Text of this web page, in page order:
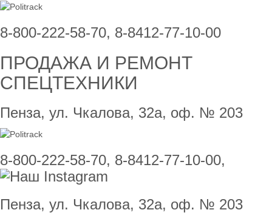
8-800-222-58-70, 8-8412-77-10-00
ПРОДАЖА И РЕМОНТ
СПЕЦТЕХНИКИ
Пенза, ул. Чкалова, 32а, оф. № 203
8-800-222-58-70, 8-8412-77-10-00,
Пенза, ул. Чкалова, 32а, оф. № 203